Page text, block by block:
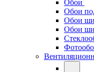
Обои
Обои
Обои
Обои